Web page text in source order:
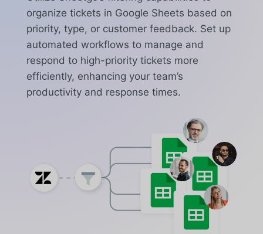
organize tickets in Google Sheets based on
priority, type, or customer feedback. Set up
automated workflows to manage and
respond to high-priority tickets more
efficiently, enhancing your team’s
productivity and response times.